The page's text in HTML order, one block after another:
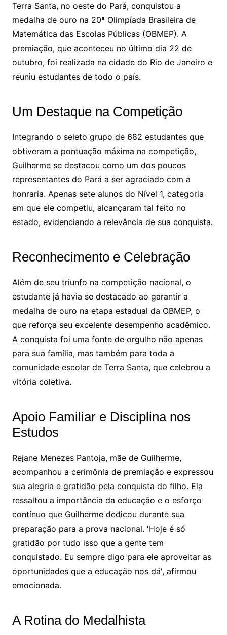
Terra Santa, no oeste do Pará, conquistou a
medalha de ouro na 20ª Olimpíada Brasileira de
Matemática das Escolas Públicas (OBMEP). A
premiação, que aconteceu no último dia 22 de
outubro, foi realizada na cidade do Rio de Janeiro e
reuniu estudantes de todo o país.
Um Destaque na Competição
Integrando o seleto grupo de 682 estudantes que
obtiveram a pontuação máxima na competição,
Guilherme se destacou como um dos poucos
representantes do Pará a ser agraciado com a
honraria. Apenas sete alunos do Nível 1, categoria
em que ele competiu, alcançaram tal feito no
estado, evidenciando a relevância de sua conquista.
Reconhecimento e Celebração
Além de seu triunfo na competição nacional, o
estudante já havia se destacado ao garantir a
medalha de ouro na etapa estadual da OBMEP, o
que reforça seu excelente desempenho acadêmico.
A conquista foi uma fonte de orgulho não apenas
para sua família, mas também para toda a
comunidade escolar de Terra Santa, que celebrou a
vitória coletiva.
Apoio Familiar e Disciplina nos
Estudos
Rejane Menezes Pantoja, mãe de Guilherme,
acompanhou a cerimônia de premiação e expressou
sua alegria e gratidão pela conquista do filho. Ela
ressaltou a importância da educação e o esforço
contínuo que Guilherme dedicou durante sua
preparação para a prova nacional. 'Hoje é só
gratidão por tudo isso que a gente tem
conquistado. Eu sempre digo para ele aproveitar as
oportunidades que a educação nos dá', afirmou
emocionada.
A Rotina do Medalhista